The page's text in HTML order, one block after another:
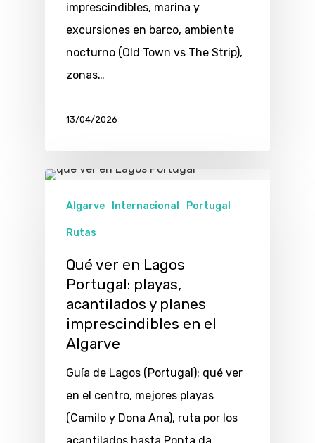
imprescindibles, marina y
excursiones en barco, ambiente
nocturno (Old Town vs The Strip),
zonas…
13/04/2026
Algarve Internacional Portugal
Rutas
Qué ver en Lagos
Portugal: playas,
acantilados y planes
imprescindibles en el
Algarve
Guía de Lagos (Portugal): qué ver
en el centro, mejores playas
(Camilo y Dona Ana), ruta por los